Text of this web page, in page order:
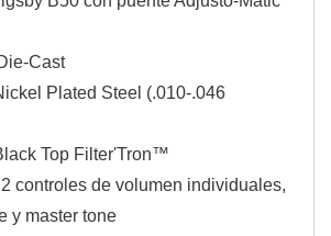
Cast
Plated Steel (.010-.046
Top Filter'Tron™
controles de volumen individuales,
y master tone